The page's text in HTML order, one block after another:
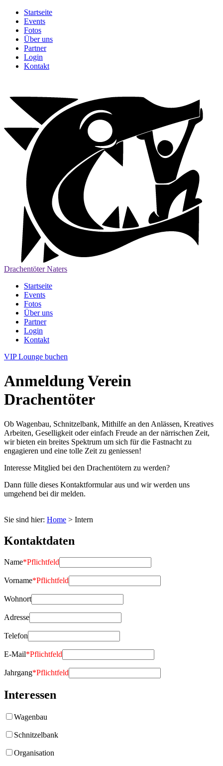
Startseite
Events
Fotos
Über uns
Partner
Login
Kontakt
Drachentöter Naters
Startseite
Events
Fotos
Über uns
Partner
Login
Kontakt
VIP Lounge buchen
Anmeldung Verein
Drachentöter
Ob Wagenbau, Schnitzelbank, Mithilfe an den Anlässen, Kreatives
Arbeiten, Geselligkeit oder einfach Freude an der närrischen Zeit,
wir bieten ein breites Spektrum um sich für die Fastnacht zu
engagieren und eine tolle Zeit zu geniessen!
Interesse Mitglied bei den Drachentötern zu werden?
Dann fülle dieses Kontaktformular aus und wir werden uns
umgehend bei dir melden.
Sie sind hier: Home > Intern
Kontaktdaten
Name*Pflichtfeld
Vorname*Pflichtfeld
Wohnort
Adresse
Telefon
E-Mail*Pflichtfeld
Jahrgang*Pflichtfeld
Interessen
Wagenbau
Schnitzelbank
Organisation